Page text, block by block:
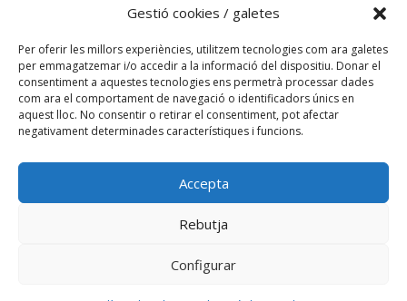
Gestió cookies / galetes
Per oferir les millors experiències, utilitzem tecnologies com ara galetes
per emmagatzemar i/o accedir a la informació del dispositiu. Donar el
consentiment a aquestes tecnologies ens permetrà processar dades
com ara el comportament de navegació o identificadors únics en
aquest lloc. No consentir o retirar el consentiment, pot afectar
negativament determinades característiques i funcions.
Accepta
Rebutja
Configurar